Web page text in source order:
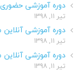
دوره آموزشی
تیر ۱۱, ۱۳۹۸
دوره آموزشی
تیر ۱۱, ۱۳۹۸
دوره آموزشی
تیر ۱۱, ۱۳۹۸